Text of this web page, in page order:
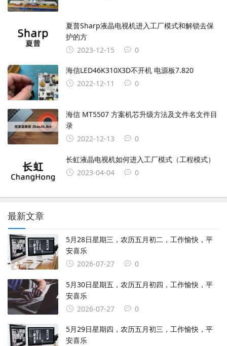
夏普Sharp液晶电视机进入工厂模式和解锁去保
护的方
2023-12-15
0
海信LED46K310X3D不开机 电源板7.820
2022-12-11
0
海信 MT5507 方案机芯升级方法及文件名文件目
录
2022-12-13
0
长虹液晶电视机如何进入工厂模式（工程模式）
2023-04-04
0
最新文章
5月28日星期三，农历五月初二，工作愉快，平
安喜乐
2026-07-27
0
5月30日星期五，农历五月初四，工作愉快，平
安喜乐
2026-07-27
0
5月29日星期四，农历五月初三，工作愉快，平
安喜乐